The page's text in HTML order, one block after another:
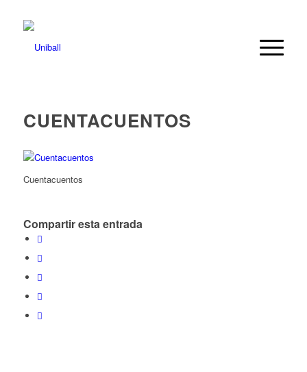
CUENTACUENTOS
Cuentacuentos
Compartir esta entrada